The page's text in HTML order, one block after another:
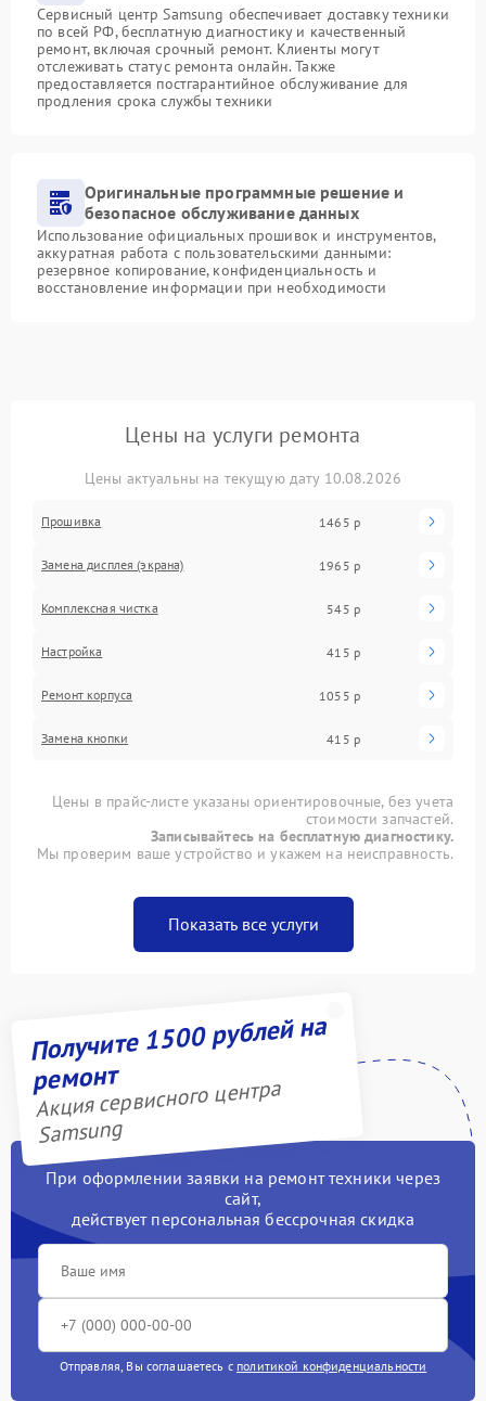
Сервисный центр Samsung обеспечивает доставку техники
по всей РФ, бесплатную диагностику и качественный
ремонт, включая срочный ремонт. Клиенты могут
отслеживать статус ремонта онлайн. Также
предоставляется постгарантийное обслуживание для
продления срока службы техники
Оригинальные программные решение и
безопасное обслуживание данных
Использование официальных прошивок и инструментов,
аккуратная работа с пользовательскими данными:
резервное копирование, конфиденциальность и
восстановление информации при необходимости
Цены на услуги ремонта
Цены актуальны на текущую дату 10.08.2026
Прошивка 1465 р
Замена дисплея (экрана) 1965 р
Комплексная чистка 545 р
Настройка 415 р
Ремонт корпуса 1055 р
Замена кнопки 415 р
Цены в прайс-листе указаны ориентировочные, без учета
стоимости запчастей.
Записывайтесь на бесплатную диагностику.
Мы проверим ваше устройство и укажем на неисправность.
Показать все услуги
Получите 1500 рублей на
ремонт
Акция сервисного центра
Samsung
При оформлении заявки на ремонт техники через
сайт,
действует персональная бессрочная скидка
Отправляя, Вы соглашаетесь с политикой конфиденциальности